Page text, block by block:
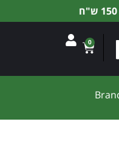
0